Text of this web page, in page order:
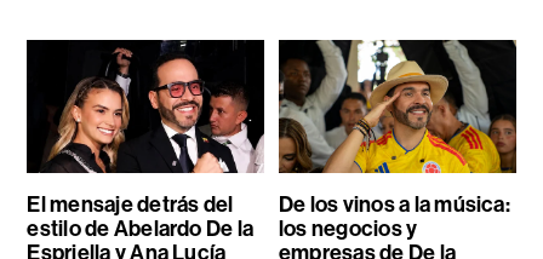
El mensaje detrás del
estilo de Abelardo De la
Espriella y Ana Lucía
De los vinos a la música:
los negocios y
empresas de De la